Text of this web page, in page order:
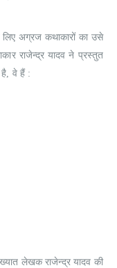
लिए अग्रज कथाकारों का उसे
राजेन्द्र यादव ने प्रस्तुत
है, वे हैं :
लेखक राजेन्द्र यादव की